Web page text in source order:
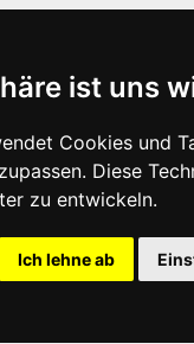
ist uns
Cookies und
Diese
zu entwickeln.
Ich lehne ab